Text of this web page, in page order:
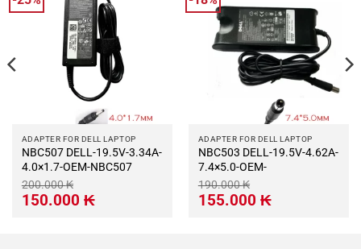
ADAPTER FOR DELL LAPTOP
NBC507 DELL-19.5V-3.34A-
4.0×1.7-OEM-NBC507
200.000₭
Giá
gốc
150.000 ₭Giá
hiện
ADAPTER FOR DELL LAPTOP
NBC503 DELL-19.5V-4.62A-
7.4×5.0-OEM-
190.000₭
Giá
gốc
155.000 ₭Giá
hiện